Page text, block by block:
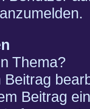
Thema?
Beitrag